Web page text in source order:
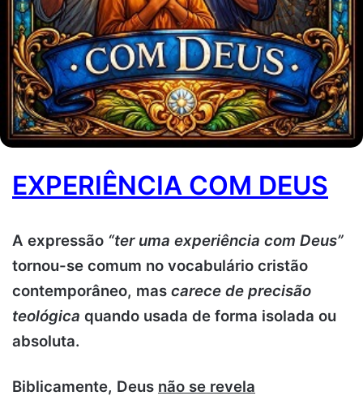
EXPERIÊNCIA COM DEUS
A expressão “ter uma experiência com Deus”
tornou-se comum no vocabulário cristão
contemporâneo, mas carece de precisão
teológica quando usada de forma isolada ou
absoluta.
Biblicamente, Deus não se revela